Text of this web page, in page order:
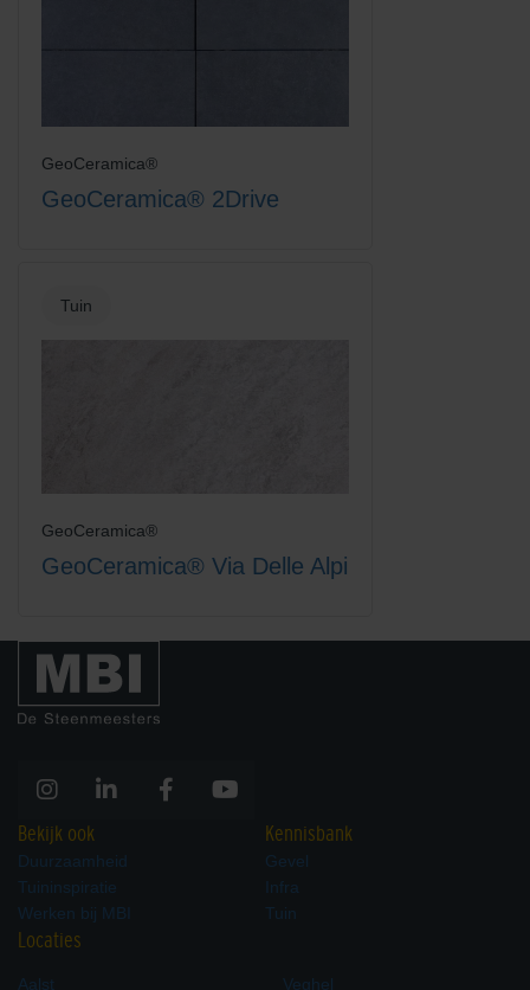
GeoCeramica®
GeoCeramica® 2Drive
Tuin
GeoCeramica®
GeoCeramica® Via Delle Alpi
Bekijk ook
Duurzaamheid
Tuininspiratie
Werken bij MBI
Kennisbank
Gevel
Infra
Tuin
Locaties
Aalst Veghel